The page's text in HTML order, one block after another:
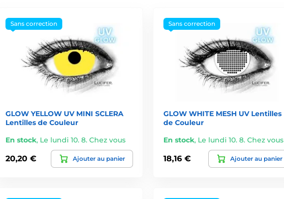
Sans correction
GLOW YELLOW UV MINI SCLERA
Lentilles de Couleur
En stock, Le lundi 10. 8. Chez vous
20,20 € Ajouter au panier
Sans correction
GLOW WHITE MESH UV Lentilles
de Couleur
En stock, Le lundi 10. 8. Chez vous
18,16 € Ajouter au panier